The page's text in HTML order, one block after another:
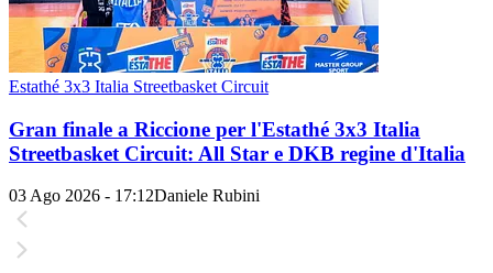
Estathé 3x3 Italia Streetbasket Circuit
Gran finale a Riccione per l'Estathé 3x3 Italia
Streetbasket Circuit: All Star e DKB regine d'Italia
03 Ago 2026 - 17:12Daniele Rubini